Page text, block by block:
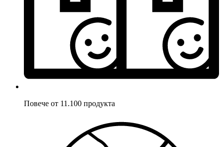
Повече от 11.100 продукта